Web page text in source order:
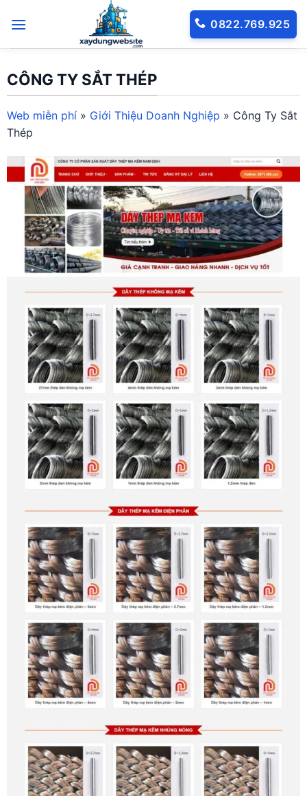
qua
0822.769.925
CÔNG TY SẮT THÉP
Web miễn phí » Giới Thiệu Doanh Nghiệp » Công Ty Sắt
Thép